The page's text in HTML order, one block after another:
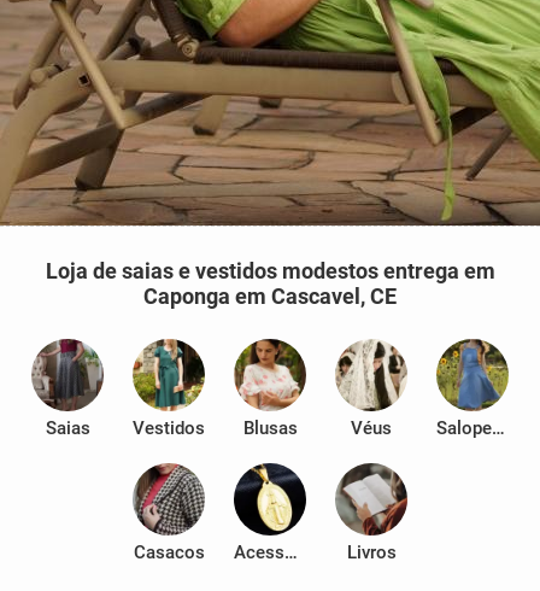
Loja de saias e vestidos modestos entrega em
Caponga em Cascavel, CE
Saias Vestidos Blusas Véus Salopetes
Casacos Acessórios Livros